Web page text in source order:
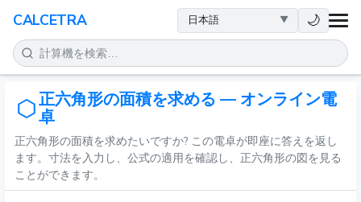
CALCETRA 🌙
数学
変換
科学
日常
正六角形の面積を求める — オンライン電
卓
正六角形の面積を求めたいですか? この電卓が即座に答えを返し
ます。寸法を入力し、公式の適用を確認し、正六角形の図を見る
ことができます。